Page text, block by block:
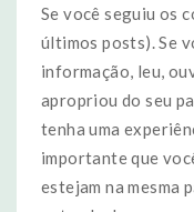
Se você seguiu os
últimos posts). Se
informação, leu,
apropriou do seu
tenha uma
importante que
estejam na mesma